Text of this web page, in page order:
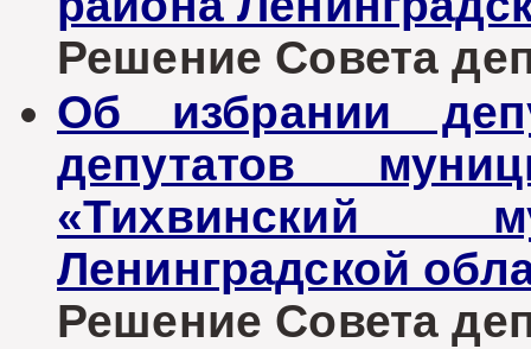
Решение Совета
Об избрании
депутатов
«Тихвинский
Ленинградской
Решение Совета